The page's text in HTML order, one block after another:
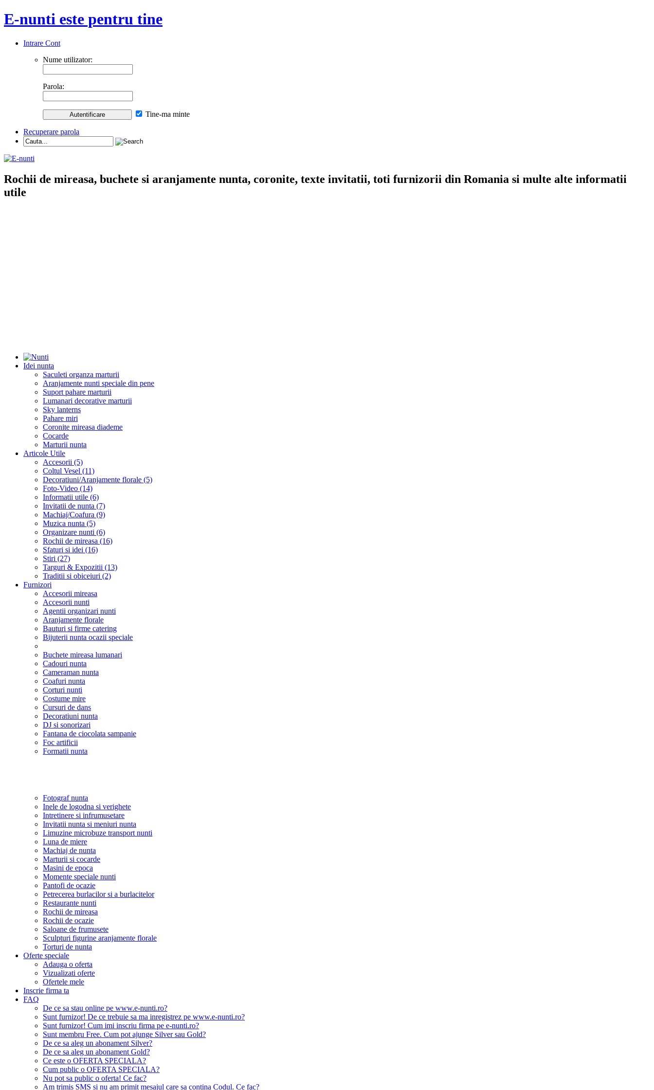
E-nunti este pentru tine
Intrare Cont
Nume utilizator:
Parola:
Tine-ma minte
Recuperare parola
Rochii de mireasa, buchete si aranjamente nunta, coronite, texte invitatii, toti furnizorii din Romania si multe alte informatii
utile
Idei nunta
Saculeti organza marturii
Aranjamente nunti speciale din pene
Suport pahare marturii
Lumanari decorative marturii
Sky lanterns
Pahare miri
Coronite mireasa diademe
Cocarde
Marturii nunta
Articole Utile
Accesorii (5)
Coltul Vesel (11)
Decoratiuni/Aranjamente florale (5)
Foto-Video (14)
Informatii utile (6)
Invitatii de nunta (7)
Machiaj/Coafura (9)
Muzica nunta (5)
Organizare nunti (6)
Rochii de mireasa (16)
Sfaturi si idei (16)
Stiri (27)
Targuri & Expozitii (13)
Traditii si obiceiuri (2)
Furnizori
Accesorii mireasa
Accesorii nunti
Agentii organizari nunti
Aranjamente florale
Bauturi si firme catering
Bijuterii nunta ocazii speciale
Buchete mireasa lumanari
Cadouri nunta
Cameraman nunta
Coafuri nunta
Corturi nunti
Costume mire
Cursuri de dans
Decoratiuni nunta
DJ si sonorizari
Fantana de ciocolata sampanie
Foc artificii
Formatii nunta
Fotograf nunta
Inele de logodna si verighete
Intretinere si infrumusetare
Invitatii nunta si meniuri nunta
Limuzine microbuze transport nunti
Luna de miere
Machiaj de nunta
Marturii si cocarde
Masini de epoca
Momente speciale nunti
Pantofi de ocazie
Petrecerea burlacilor si a burlacitelor
Restaurante nunti
Rochii de mireasa
Rochii de ocazie
Saloane de frumusete
Sculpturi figurine aranjamente florale
Torturi de nunta
Oferte speciale
Adauga o oferta
Vizualizati oferte
Ofertele mele
Inscrie firma ta
FAQ
De ce sa stau online pe www.e-nunti.ro?
Sunt furnizor! De ce trebuie sa ma inregistrez pe www.e-nunti.ro?
Sunt furnizor! Cum imi inscriu firma pe e-nunti.ro?
Sunt membru Free. Cum pot ajunge Silver sau Gold?
De ce sa aleg un abonament Silver?
De ce sa aleg un abonament Gold?
Ce este o OFERTA SPECIALA?
Cum public o OFERTA SPECIALA?
Nu pot sa public o oferta! Ce fac?
Am trimis SMS si nu am primit mesajul care sa contina Codul. Ce fac?